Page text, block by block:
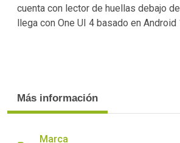
cuenta con lector de huellas debajo
llega con One UI 4 basado en Android
Más información
Marca